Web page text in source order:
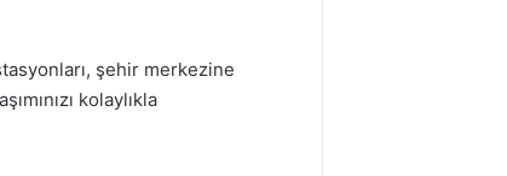
şehir merkezine
kolaylıkla